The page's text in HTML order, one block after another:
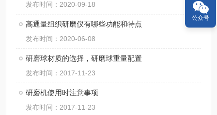
发布时间：2020-09-18
高通量组织研磨仪有哪些功能和特点
发布时间：2020-06-08
研磨球材质的选择，研磨球重量配置
发布时间：2017-11-23
研磨机使用时注意事项
发布时间：2017-11-23
公众号